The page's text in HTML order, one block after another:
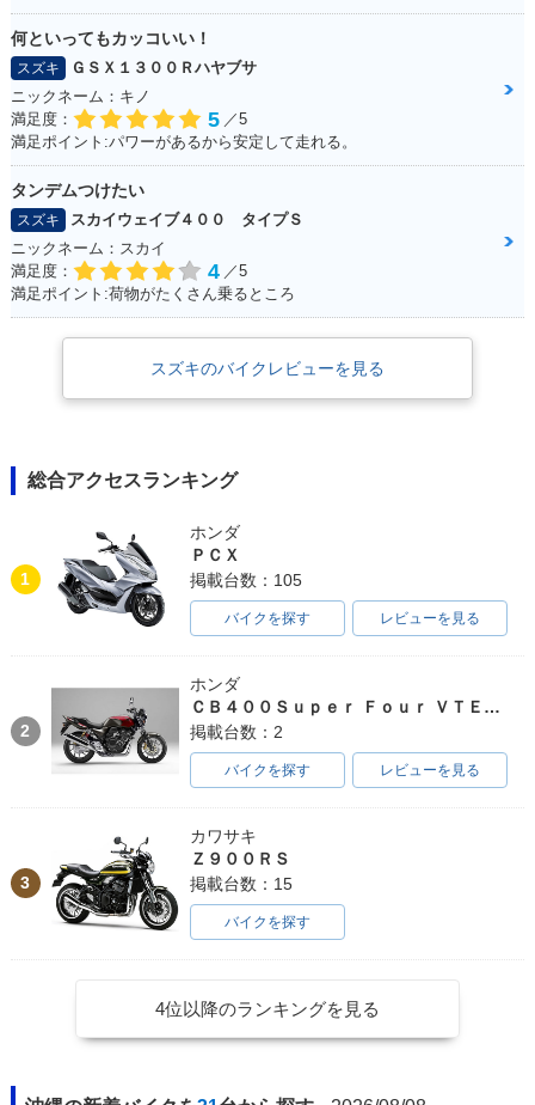
何といってもカッコいい！
スズキ
ＧＳＸ１３００Ｒハヤブサ
ニックネーム：キノ
満足度：
5 ／5
満足ポイント:パワーがあるから安定して走れる。
タンデムつけたい
スズキ
スカイウェイブ４００ タイプＳ
ニックネーム：スカイ
満足度：
4 ／5
満足ポイント:荷物がたくさん乗るところ
スズキのバイクレビューを見る
総合アクセスランキング
1
ホンダ
ＰＣＸ
掲載台数：105
バイクを探す レビューを見る
2
ホンダ
ＣＢ４００Ｓｕｐｅｒ Ｆｏｕｒ ＶＴＥＣ ＳＰＥＣ３
掲載台数：2
バイクを探す レビューを見る
3
カワサキ
Ｚ９００ＲＳ
掲載台数：15
バイクを探す
4位以降のランキングを見る